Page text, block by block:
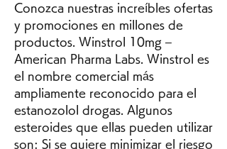
Conozca nuestras increíbles ofertas
y promociones en millones de
productos. Winstrol 10mg –
American Pharma Labs. Winstrol es
el nombre comercial más
ampliamente reconocido para el
estanozolol drogas. Algunos
esteroides que ellas pueden utilizar
son: Si se quiere minimizar el riesgo